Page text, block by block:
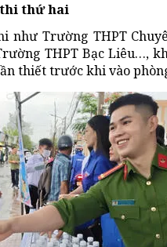
thứ hai
như Trường THPT
THPT Bạc Liêu…,
thiết trước khi vào